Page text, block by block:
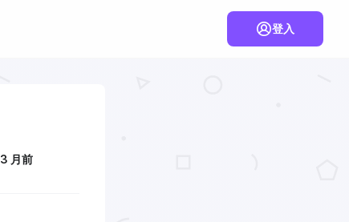
登入
3 月前